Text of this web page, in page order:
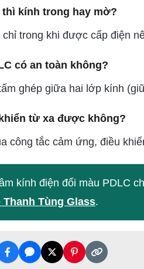
thì kính trong hay mờ?
trong khi được cấp điện
có an toàn không?
ghép giữa hai lớp kính
từ xa được không?
công tắc cảm ứng, điều
kính điện đổi màu PDLC
Thanh Tùng Glass.